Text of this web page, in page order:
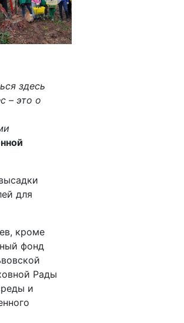
здесь
– это о
для
кроме
фонд
Рады
и